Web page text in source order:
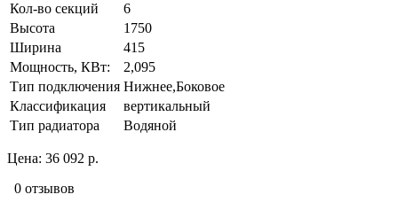
Кол-во секций
6
Высота
1750
Ширина
415
Мощность, КВт:
2,095
Тип подключения Нижнее,Боковое
Классификация
вертикальный
Тип радиатора
Водяной
Цена: 36 092 р.
0 отзывов